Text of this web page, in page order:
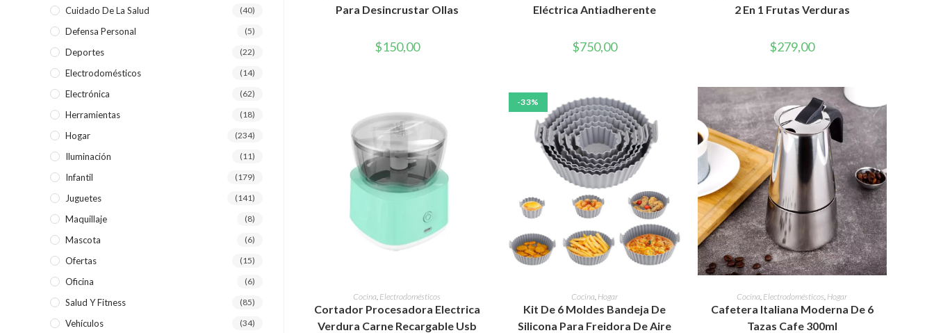
Para Desincrustar Ollas
$150,00
Eléctrica Antiadherente
$750,00
2 En 1 Frutas Verduras
$279,00
AÑADIR AL CARRITO
Cocina Electrodomésticos
Cortador Procesadora Electrica
Verdura Carne Recargable Usb
-33%
AÑADIR AL CARRITO
Cocina Hogar
Kit De 6 Moldes Bandeja De
Silicona Para Freidora De Aire
AÑADIR AL CARRITO
Cocina Electrodomésticos Hogar
Cafetera Italiana Moderna De 6
Tazas Cafe 300ml
Cuidado De La Salud (40)
Defensa Personal (5)
Deportes (22)
Electrodomésticos (14)
Electrónica (62)
Herramientas (18)
Hogar (234)
Iluminación (11)
Infantil (179)
Juguetes (141)
Maquillaje (8)
Mascota (6)
Ofertas (15)
Oficina (6)
Salud Y Fitness (85)
Vehículos (34)